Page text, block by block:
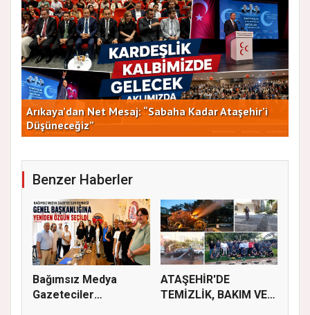
Arıkaya’dan Net Mesaj: “Sabaha Kadar Ataşehir’i
Düşüneceğiz”
Benzer Haberler
Bağımsız Medya
Gazeteciler
ATAŞEHİR'DE
TEMİZLİK, BAKIM VE